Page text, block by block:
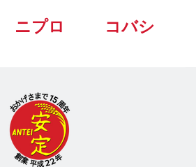
ニプロ コバシ